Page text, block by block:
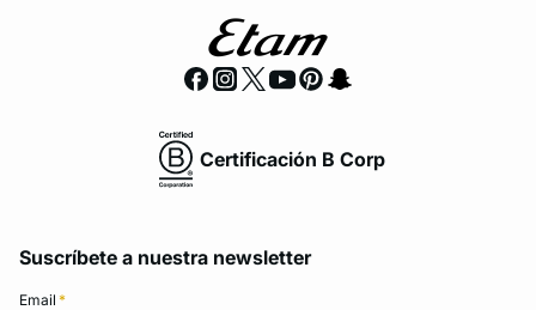
Certificación B Corp
Suscríbete a nuestra newsletter
Email *